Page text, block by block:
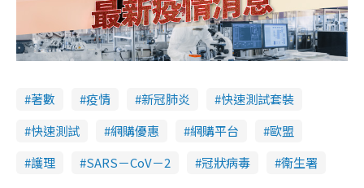
著數 疫情 新冠肺炎
快速測試套裝
快速測試
網購優惠 網購平台
歐盟
護理
SARS－CoV－2 冠狀病毒 衞生署